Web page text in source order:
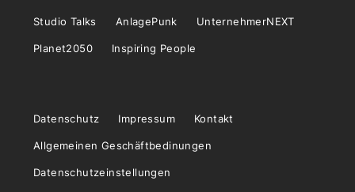
Studio Talks AnlagePunk UnternehmerNEXT
Planet2050 Inspiring People
Datenschutz Impressum Kontakt
Allgemeinen Geschäftbedinungen
Datenschutzeinstellungen